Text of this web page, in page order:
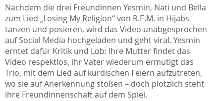
Nachdem die drei Freundinnen Yesmin, Nati und Bella
zum Lied „Losing My Religion“ von R.E.M. in Hijabs
tanzen und posieren, wird das Video unabgesprochen
auf Social Media hochgeladen und geht viral. Yesmin
erntet dafür Kritik und Lob: Ihre Mutter findet das
Video respektlos, ihr Vater wiederum ermutigt das
Trio, mit dem Lied auf kurdischen Feiern aufzutreten,
wo sie auf Anerkennung stoßen – doch plötzlich steht
ihre Freundinnenschaft auf dem Spiel.